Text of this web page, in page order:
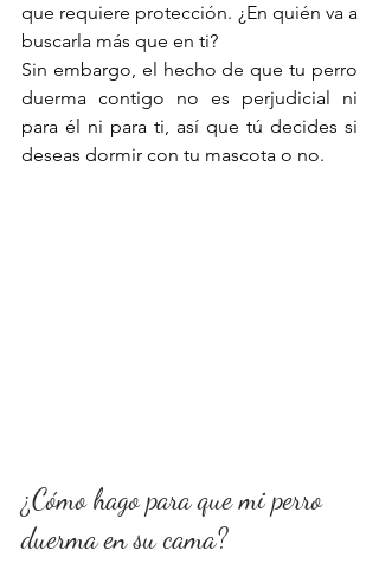
que requiere protección. ¿En quién va a
buscarla más que en ti?
Sin embargo, el hecho de que tu perro
duerma contigo no es perjudicial ni
para él ni para ti, así que tú decides si
deseas dormir con tu mascota o no.
¿Cómo hago para que mi perro
duerma en su cama?